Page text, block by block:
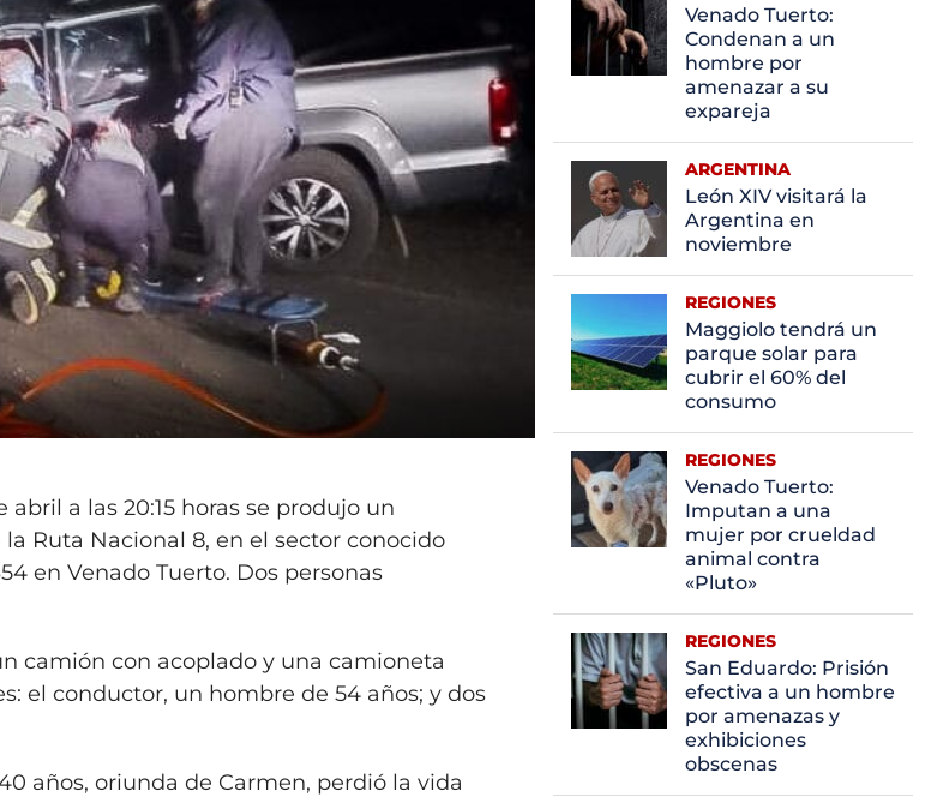
a las 20:15 horas se produjo un
Ruta Nacional 8, en el sector conocido
en Venado Tuerto. Dos personas
camión con acoplado y una camioneta
el conductor, un hombre de 54 años; y dos
años, oriunda de Carmen, perdió la vida
Venado Tuerto:
Condenan a un
hombre por
amenazar a su
expareja
ARGENTINA
León XIV visitará la
Argentina en
noviembre
REGIONES
Maggiolo tendrá un
parque solar para
cubrir el 60% del
consumo
REGIONES
Venado Tuerto:
Imputan a una
mujer por crueldad
animal contra
«Pluto»
REGIONES
San Eduardo: Prisión
efectiva a un hombre
por amenazas y
exhibiciones
obscenas